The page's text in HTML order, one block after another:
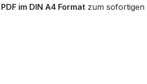
PDF im DIN A4 Format zum sofortigen